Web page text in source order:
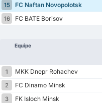
15
FC Naftan Novopolotsk
16
FC BATE Borisov
Equipe
1 MKK Dnepr Rohachev
2
FC Dinamo Minsk
3
FK Isloch Minsk